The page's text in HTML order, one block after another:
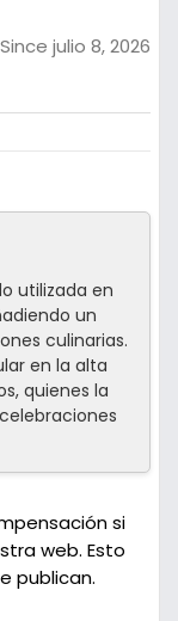
Since julio 8, 2026
utilizada en
un
culinarias.
en la alta
quienes la
si
web. Esto
publican.